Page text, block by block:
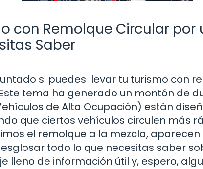
con Remolque Circular por
Saber
si puedes llevar tu turismo con
tema ha generado un montón de
de Alta Ocupación) están
que ciertos vehículos circulen más
el remolque a la mezcla,
todo lo que necesitas saber
lleno de información útil y, espero,